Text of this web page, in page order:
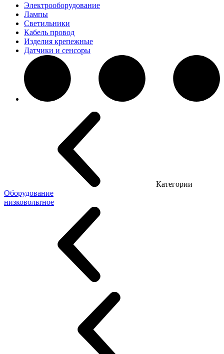
Электрооборудование
Лампы
Светильники
Кабель провод
Изделия крепежные
Датчики и сенсоры
Категории
Оборудование
низковольтное